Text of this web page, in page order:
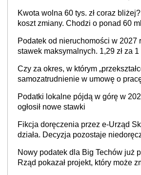
Kwota wolna 60 tys. zł coraz
koszt zmiany. Chodzi o ponad 60
Podatek od nieruchomości w 2027
stawek maksymalnych. 1,29 zł za
prowadzeniem działalności
Czy za okres, w którym
samozatrudnienie w umowę o
cywilnoprawnej jedynym
Podatki lokalne pójdą w górę w
ogłosił nowe stawki
Fikcja doręczenia przez e-Urząd
działa. Decyzja pozostaje
Nowy podatek dla Big Techów już
Rząd pokazał projekt, który może